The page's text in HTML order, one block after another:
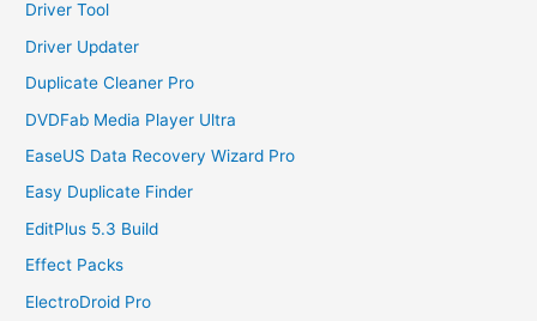
Driver Tool
Driver Updater
Duplicate Cleaner Pro
DVDFab Media Player Ultra
EaseUS Data Recovery Wizard Pro
Easy Duplicate Finder
EditPlus 5.3 Build
Effect Packs
ElectroDroid Pro